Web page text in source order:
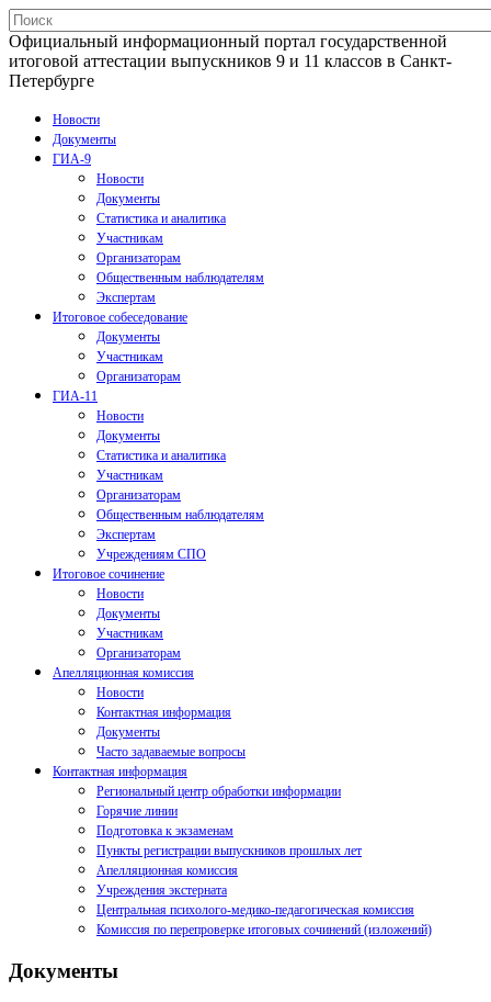
Официальный информационный портал государственной
итоговой аттестации выпускников 9 и 11 классов в Санкт-
Петербурге
Новости
Документы
ГИА-9
Новости
Документы
Статистика и аналитика
Участникам
Организаторам
Общественным наблюдателям
Экспертам
Итоговое собеседование
Документы
Участникам
Организаторам
ГИА-11
Новости
Документы
Статистика и аналитика
Участникам
Организаторам
Общественным наблюдателям
Экспертам
Учреждениям СПО
Итоговое сочинение
Новости
Документы
Участникам
Организаторам
Апелляционная комиссия
Новости
Контактная информация
Документы
Часто задаваемые вопросы
Контактная информация
Региональный центр обработки информации
Горячие линии
Подготовка к экзаменам
Пункты регистрации выпускников прошлых лет
Апелляционная комиссия
Учреждения экстерната
Центральная психолого-медико-педагогическая комиссия
Комиссия по перепроверке итоговых сочинений (изложений)
Документы